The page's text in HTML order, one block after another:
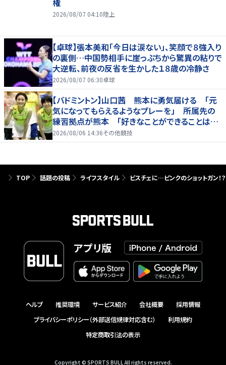
2026/08/07 04:10陸上
【卓球】張本美和「今日は涙ない」、笑顔で８強入り
の裏側…中国勢相手に崖っぷちから驚異の粘りで
大逆転、前夜の反省を生かした１８歳の冷静さ
2026/08/07 06:30卓球
【バドミントン】山口茜 熊本に勇気届ける 「元
気になってもらえるようなプレーを」 所属先の
練習拠点が熊本 「好きなことができることは当
たり前じゃない」
2026/08/06 14:36その他競技
TOP 話題の投稿 ライフスタイル ビスチェに…ピンクのショットガン
アプリ版
ヘルプ 推奨環境 サービス紹介 会社概要
採用情報
プライバシーポリシー（外部送信規律対応含む）
利用規約
特定商取引法の表示
Copyright © SPORTS BULL All rights reserved.